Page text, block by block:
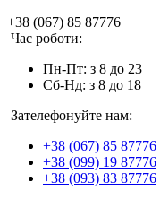
+38 (067) 85 87776
Час роботи:
Пн-Пт: з 8 до 23
Сб-Нд: з 8 до 18
Зателефонуйте нам:
+38 (067) 85 87776
+38 (099) 19 87776
+38 (093) 83 87776